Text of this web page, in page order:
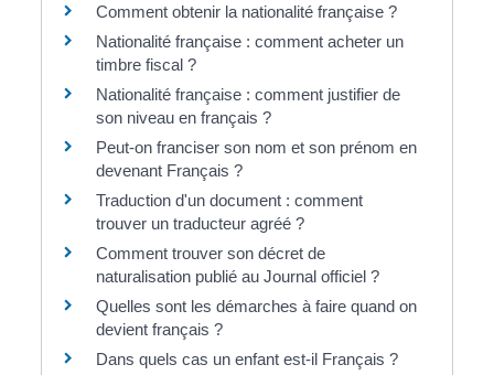
Comment obtenir la nationalité française ?
Nationalité française : comment acheter un
timbre fiscal ?
Nationalité française : comment justifier de
son niveau en français ?
Peut-on franciser son nom et son prénom en
devenant Français ?
Traduction d'un document : comment
trouver un traducteur agréé ?
Comment trouver son décret de
naturalisation publié au Journal officiel ?
Quelles sont les démarches à faire quand on
devient français ?
Dans quels cas un enfant est-il Français ?